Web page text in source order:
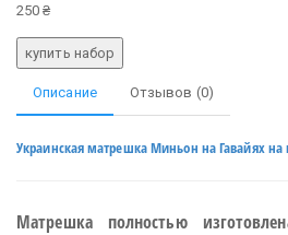
250 ₴
Описание Отзывов (0)
Украинская матрешка Миньон на Гавайях
Матрешка полностью